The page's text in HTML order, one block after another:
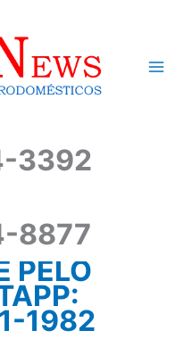
3392
8877
PELO
1982